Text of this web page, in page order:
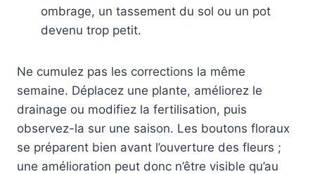
ombrage, un tassement du sol ou un pot
devenu trop petit.
Ne cumulez pas les corrections la même
semaine. Déplacez une plante, améliorez le
drainage ou modifiez la fertilisation, puis
observez-la sur une saison. Les boutons floraux
se préparent bien avant l’ouverture des fleurs ;
une amélioration peut donc n’être visible qu’au